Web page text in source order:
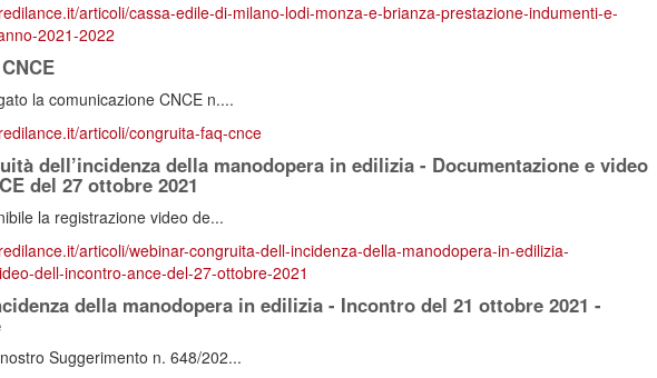
articoli/cassa-edile-di-milano-lodi-monza-e-brianza-prestazione-indumenti-e-
2021-2022
la comunicazione CNCE n....
articoli/congruita-faq-cnce
dell’incidenza della manodopera in edilizia - Documentazione e video
del 27 ottobre 2021
la registrazione video de...
articoli/webinar-congruita-dell-incidenza-della-manodopera-in-edilizia-
dell-incontro-ance-del-27-ottobre-2021
della manodopera in edilizia - Incontro del 21 ottobre 2021 -
Suggerimento n. 648/202...